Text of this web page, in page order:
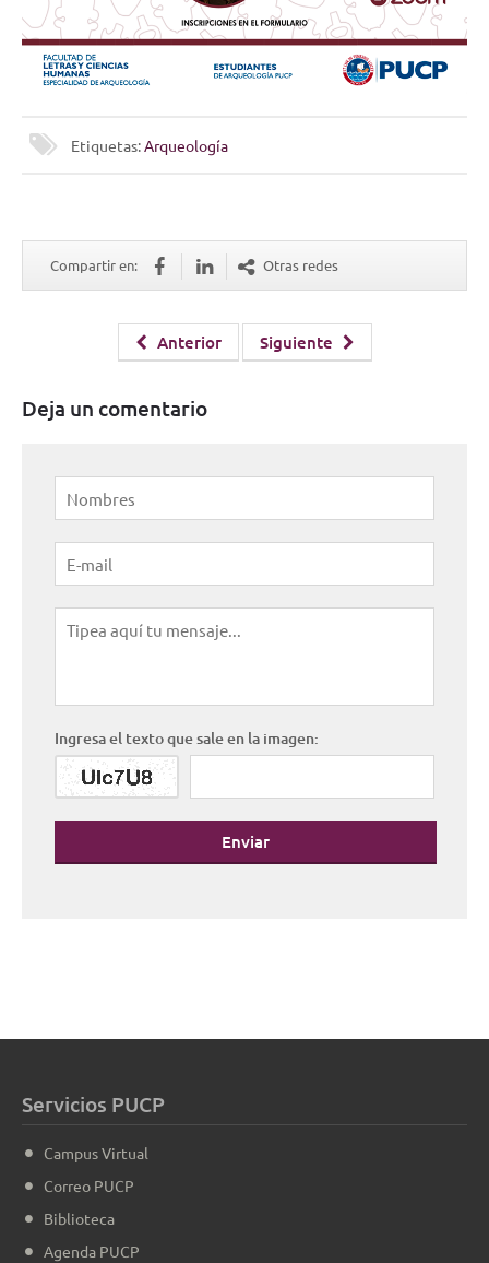
Etiquetas:Arqueología
Compartir en: Otras redes
Anterior Siguiente
Deja un comentario
Ingresa el texto que sale en la imagen:
Enviar
Servicios PUCP
Campus Virtual
Correo PUCP
Biblioteca
Agenda PUCP